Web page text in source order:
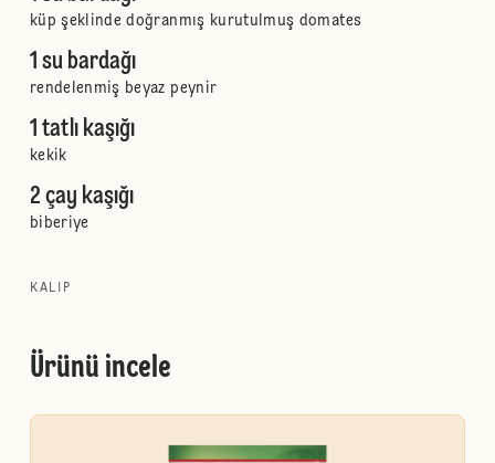
küp şeklinde doğranmış kurutulmuş domates
1 su bardağı
rendelenmiş beyaz peynir
1 tatlı kaşığı
kekik
2 çay kaşığı
biberiye
KALIP
Ürünü incele